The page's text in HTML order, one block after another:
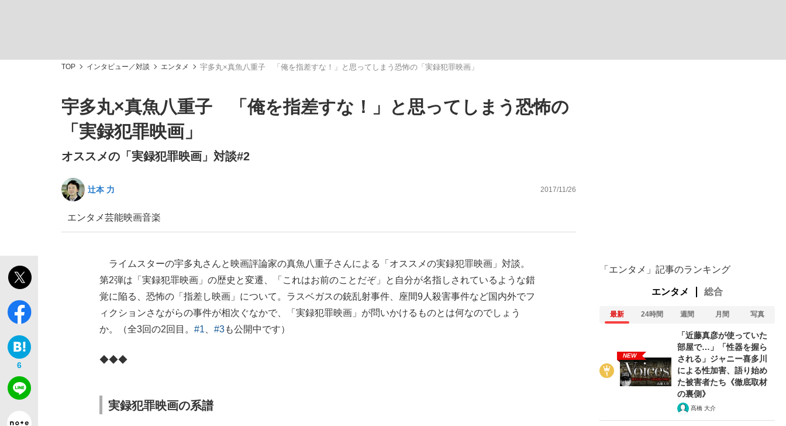
「敗因分析は一切聞かれなかった」侍ジャパン選手が証言した“NPB聞... 「クマが悪者扱いされているのが悲しい」『北の国から』倉本聰氏（91...
もっと見る
キングの誕生を、目撃せよ。
もっと見る
TOP インタビュー／対談 エンタメ 宇多丸×真魚八重子 「俺を指差すな！」と思ってしまう恐怖の「実録犯罪映画」
宇多丸×真魚八重子 「俺を指差すな！」と思ってしまう恐怖の
「実録犯罪映画」
オススメの「実録犯罪映画」対談#2
辻本 力 2017/11/26
エンタメ芸能映画音楽
6
ライムスターの宇多丸さんと映画評論家の真魚八重子さんによる「オススメの実録犯罪映画」対談。
第2弾は「実録犯罪映画」の歴史と変遷、「これはお前のことだぞ」と自分が名指しされているような錯
覚に陥る、恐怖の「指差し映画」について。ラスベガスの銃乱射事件、座間9人殺害事件など国内外でフ
ィクションさながらの事件が相次ぐなかで、「実録犯罪映画」が問いかけるものとは何なのでしょう
か。（全3回の2回目。 #1 #3も公開中です）
◆◆◆
実録犯罪映画の系譜
「エンタメ」記事のランキング
エンタメ 総合
最新 24時間 週間 月間 写真
NEW
「近藤真彦が使っていた
部屋で…」「性器を握ら
される」ジャニー喜多川
による性加害、語り始め
た被害者たち《徹底取材
の裏側》
髙橋 大介